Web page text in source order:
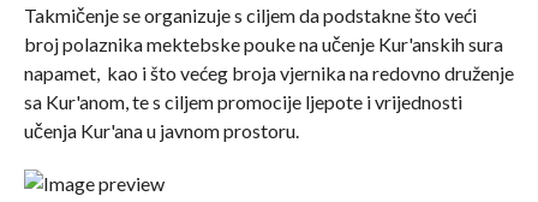
Takmičenje se organizuje s ciljem da podstakne što veći
broj polaznika mektebske pouke na učenje Kur'anskih sura
napamet, kao i što većeg broja vjernika na redovno druženje
sa Kur'anom, te s ciljem promocije ljepote i vrijednosti
učenja Kur'ana u javnom prostoru.